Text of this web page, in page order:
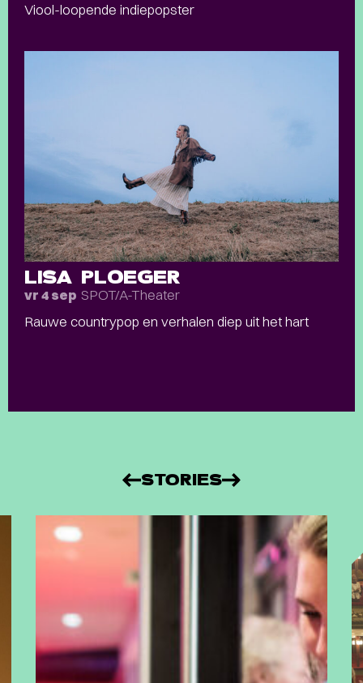
Viool-loopende indiepopster
LISA PLOEGER
vr 4 sep SPOT/A-Theater
Rauwe countrypop en verhalen diep uit het hart
STORIES